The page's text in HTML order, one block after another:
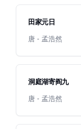
田家元日
唐 - 孟浩然
洞庭湖寄阎九
唐 - 孟浩然